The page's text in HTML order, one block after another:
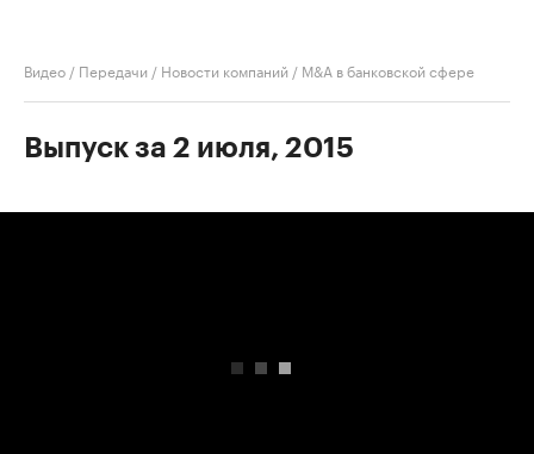
Видео / Передачи / Новости компаний / M&A в банковской сфере
Выпуск за 2 июля, 2015